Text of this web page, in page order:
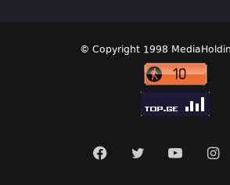
© Copyright 1998
FacebookTwitter YouTube